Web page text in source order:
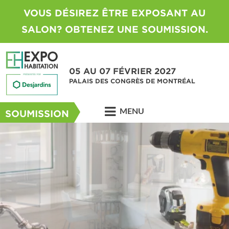
VOUS DÉSIREZ ÊTRE EXPOSANT AU
SALON? OBTENEZ UNE SOUMISSION.
05 AU 07 FÉVRIER 2027
PALAIS DES CONGRÈS DE MONTRÉAL
SOUMISSION MENU